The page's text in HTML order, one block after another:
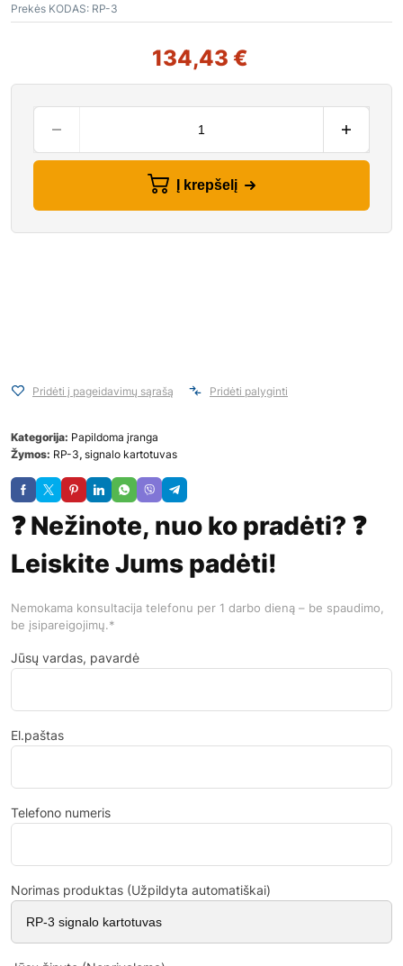
Prekės KODAS: RP-3
134,43 €
Į krepšelį
Pridėti į pageidavimų sąrašą Pridėti palyginti
Kategorija: Papildoma įranga
Žymos: RP-3, signalo kartotuvas
❓ Nežinote, nuo ko pradėti? ❓
Leiskite Jums padėti!
Nemokama konsultacija telefonu per 1 darbo dieną – be spaudimo,
be įsipareigojimų.*
Jūsų vardas, pavardė
El.paštas
Telefono numeris
Norimas produktas (Užpildyta automatiškai)